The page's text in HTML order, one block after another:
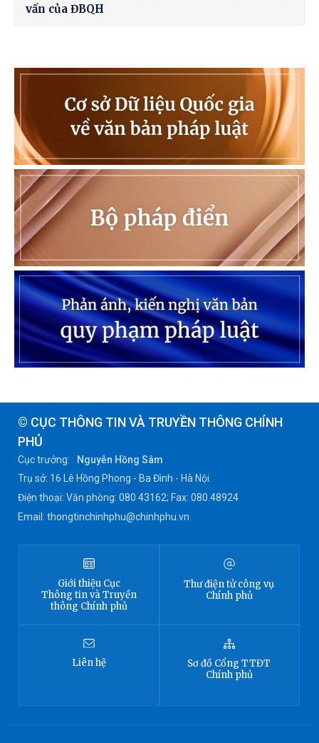
vấn của ĐBQH
© CỤC THÔNG TIN VÀ TRUYỀN THÔNG CHÍNH
PHỦ
Cục trưởng:
Nguyễn Hồng Sâm
Trụ sở: 16 Lê Hồng Phong - Ba Đình - Hà Nội.
Điện thoại: Văn phòng: 080 43162; Fax: 080.48924
Email: thongtinchinhphu@chinhphu.vn
Giới thiệu Cục
Thông tinvà Truyền
thông Chính phủ
Thư điện tử công vụ
Chính phủ
Liên hệ Sơ đồ Cổng TTĐT
Chính phủ